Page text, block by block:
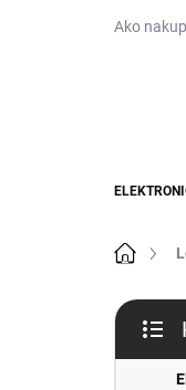
Ako
Domov
B
č